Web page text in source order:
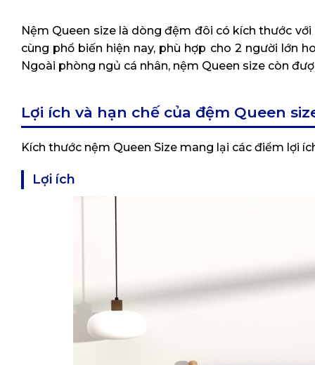
Nệm Queen size là dòng đệm đôi có kích thước
cùng phổ biến hiện nay, phù hợp cho 2 người lớn
Ngoài phòng ngủ cá nhân, nệm Queen size còn
Lợi ích và hạn chế của đệm Queen
Kích thước nệm Queen Size mang lại các điểm lợi
Lợi ích